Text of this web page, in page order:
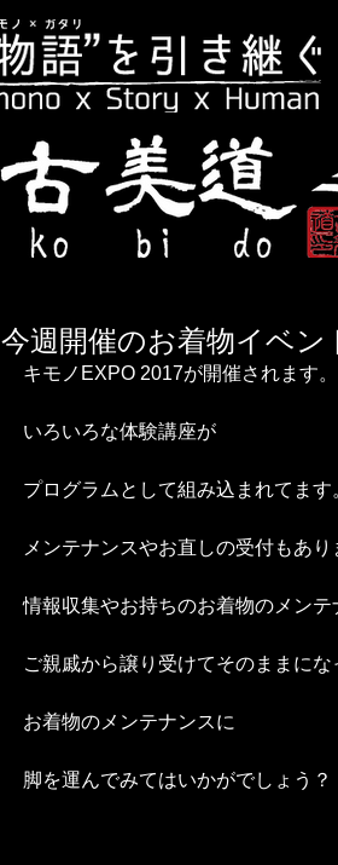
今週開催のお着物イベン
キモノEXPO 2017が開催されます。
いろいろな体験講座が
プログラムとして組み込まれてます
メンテナンスやお直しの受付もあり
情報収集やお持ちのお着物のメンテ
ご親戚から譲り受けてそのままにな
お着物のメンテナンスに
脚を運んでみてはいかがでしょう？